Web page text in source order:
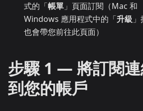
式的「帳單 」頁面訂閱（Mac 和
Windows 應用程式中的「升級
也會帶您前往此頁面）
步驟 1 — 將訂閱
到您的帳戶